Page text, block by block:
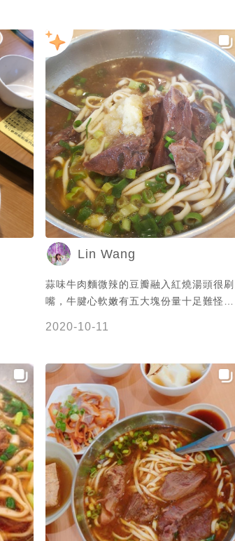
Lin Wang
蒜味牛肉麵微辣的豆瓣融入紅燒湯頭很刷
嘴，牛腱心軟嫩有五大塊份量十足難怪生
2020-10-11